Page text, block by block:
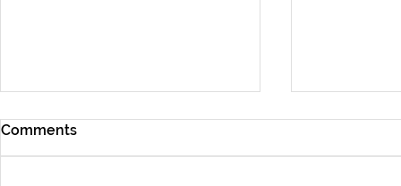
Comments